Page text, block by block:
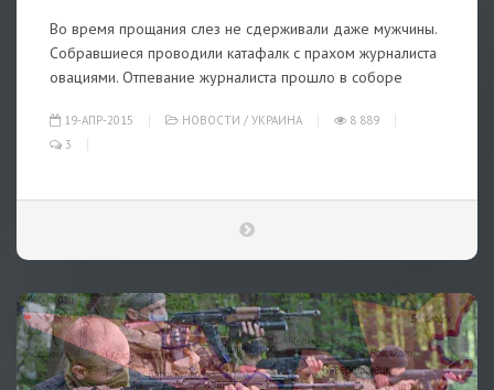
Во время прощания слез не сдерживали даже мужчины.
Собравшиеся проводили катафалк с прахом журналиста
овациями. Отпевание журналиста прошло в соборе
19-АПР-2015 НОВОСТИ / УКРАИНА
8 889
3